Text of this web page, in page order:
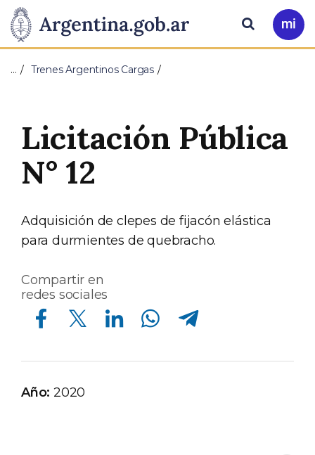
Presidencia
de
Nación
Pasar al contenido principal
Ir
a
Buscar
… Trenes Argentinos Cargas
Licitación Pública
N° 12
Adquisición de clepes de fijacón elástica
para durmientes de quebracho.
Compartir en
redes sociales
Compartir en Facebook Compartir en Twitter Compartir en Linkedin Compartir en Whatsapp Compartir en Telegram
Año: 2020